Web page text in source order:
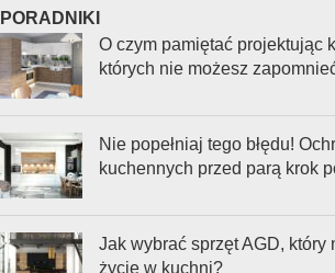
PORADNIKI
O czym pamiętać projektując
których nie możesz
Nie popełniaj tego błędu!
kuchennych przed parą krok
Jak wybrać sprzęt AGD, który
życie w kuchni?